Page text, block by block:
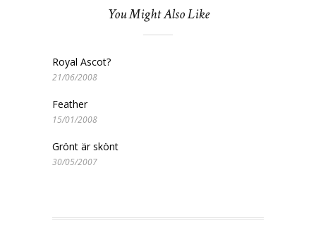
You Might Also Like
Royal Ascot?
21/06/2008
Feather
15/01/2008
Grönt är skönt
30/05/2007